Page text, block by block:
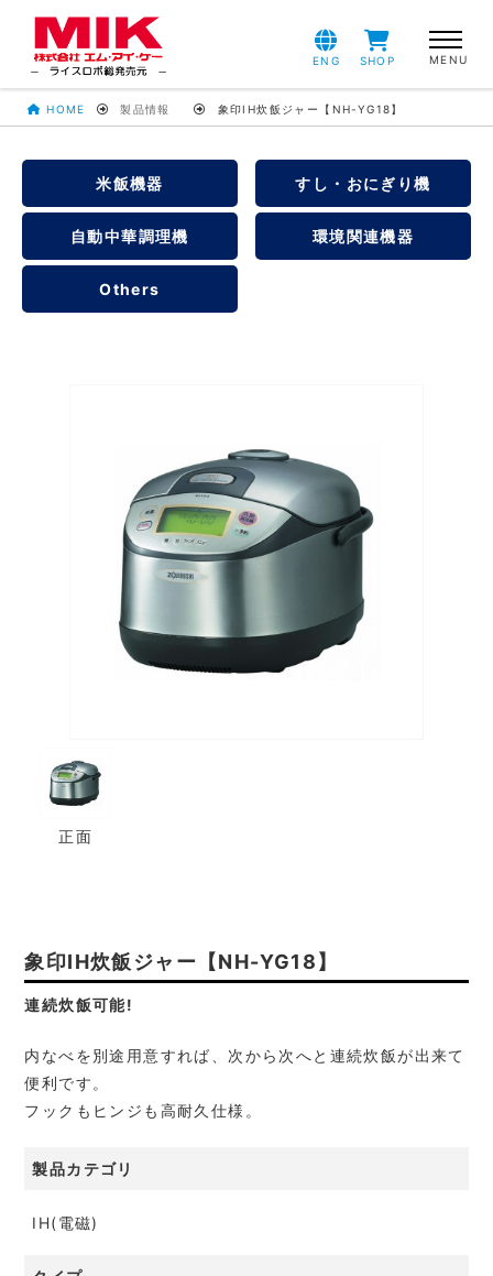
ENG SHOP
HOME 製品情報 象印IH炊飯ジャー【NH-YG18】
米飯機器 すし・おにぎり機
自動中華調理機 環境関連機器
Others
正面
象印IH炊飯ジャー【NH-YG18】
連続炊飯可能!
内なべを別途用意すれば、次から次へと連続炊飯が出来て
便利です。
フックもヒンジも高耐久仕様。
製品カテゴリ
IH(電磁)